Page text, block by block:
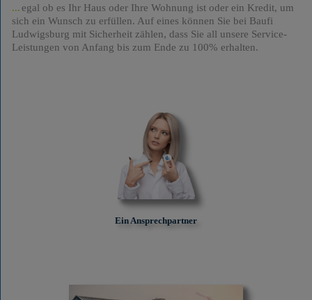
egal ob es Ihr Haus oder Ihre Wohnung ist oder ein Kredit, um
sich ein Wunsch zu erfüllen. Auf eines können Sie bei Baufi
Ludwigsburg mit Sicherheit zählen, dass Sie all unsere Service-
Leistungen von Anfang bis zum Ende zu 100% erhalten.
Ein Ansprechpartner